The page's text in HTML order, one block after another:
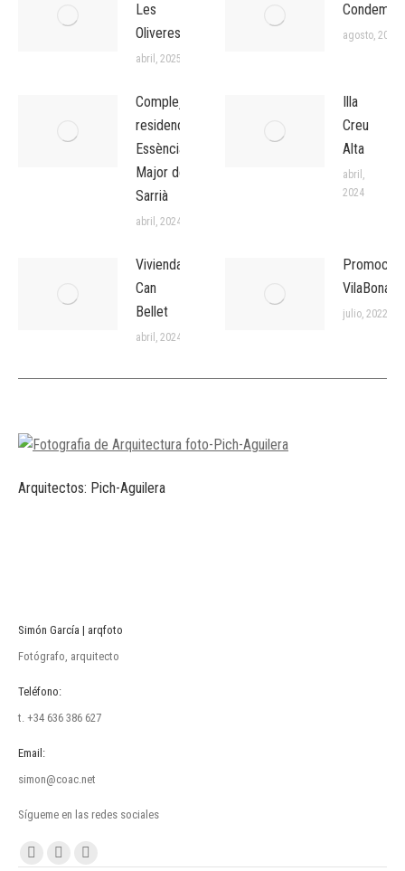
Les
Oliveres
abril, 2025
agosto, 2024
Complejo
residencial
Essència
Major de
Sarrià
abril, 2024
Illa
Creu
Alta
abril,
2024
Viviendas
Can
Bellet
abril, 2024
Promoción
julio, 2022
Arquitectos: Pich-Aguilera
Simón García | arqfoto
Fotógrafo, arquitecto
Teléfono:
t. +34 636 386 627
Email:
simon@coac.net
Sígueme en las redes sociales
Encuéntranos en: